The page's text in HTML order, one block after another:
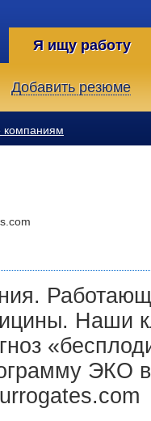
Я ищу работу
Добавить резюме
компаниям
Наши
ЭКО